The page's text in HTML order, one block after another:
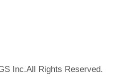
Inc.All Rights Reserved.